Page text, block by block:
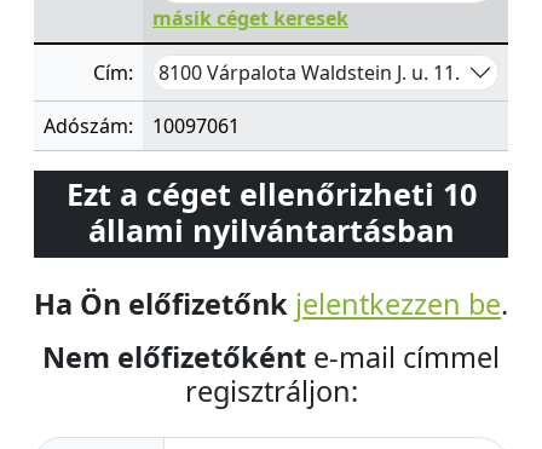
másik céget keresek
Cím: 8100 Várpalota Waldstein J. u. 11.
Adószám: 10097061
Ezt a céget ellenőrizheti 10
állami nyilvántartásban
Ha Ön előfizetőnk jelentkezzen be.
Nem előfizetőként e-mail címmel
regisztráljon: